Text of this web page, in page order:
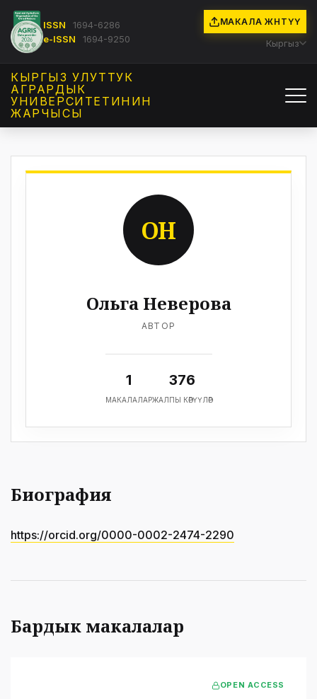
ISSN
1694-6286
e-ISSN
1694-9250
МАКАЛА ЖӨНӨТҮҮ
Кыргыз
КЫРГЫЗ УЛУТТУК
АГРАРДЫК
УНИВЕРСИТЕТИНИН
ЖАРЧЫСЫ
ОН
Ольга Неверова
АВТОР
1
МАКАЛАЛАР
376
ЖАЛПЫ КӨРҮҮЛӨР
Биография
https://orcid.org/0000-0002-2474-2290
Бардык макалалар
OPEN ACCESS